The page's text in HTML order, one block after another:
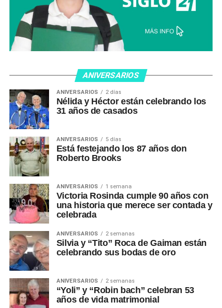
ANIVERSARIOS
ANIVERSARIOS 2 días
Nélida y Héctor están celebrando los
31 años de casados
ANIVERSARIOS 5 días
Está festejando los 87 años don
Roberto Brooks
ANIVERSARIOS 1 semana
Victoria Rosinda cumple 90 años con
una historia que merece ser contada y
celebrada
ANIVERSARIOS 2 semanas
Silvia y “Tito” Roca de Gaiman están
celebrando sus bodas de oro
ANIVERSARIOS 2 semanas
“Yoli” y “Robin bach” celebran 53
años de vida matrimonial